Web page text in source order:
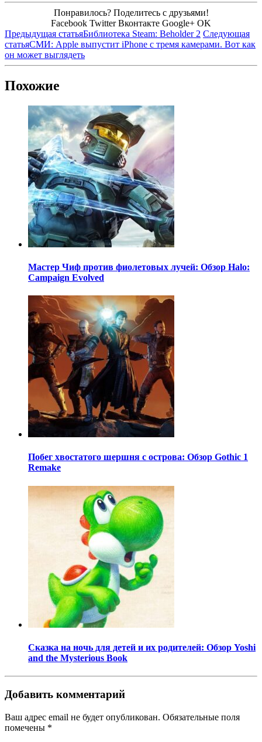
Понравилось? Поделитесь с друзьями!
Facebook Twitter Вконтакте Google+ OK
Предыдущая статьяБиблиотека Steam: Beholder 2 Следующая
статьяСМИ: Apple выпустит iPhone с тремя камерами. Вот как
он может выглядеть
Похожие
Мастер Чиф против фиолетовых лучей: Обзор Halo:
Campaign Evolved
Побег хвостатого шершня с острова: Обзор Gothic 1
Remake
Сказка на ночь для детей и их родителей: Обзор Yoshi
and the Mysterious Book
Добавить комментарий
Ваш адрес email не будет опубликован. Обязательные поля
помечены *